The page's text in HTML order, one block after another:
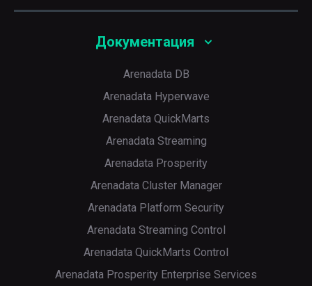
Документация
Arenadata DB
Arenadata Hyperwave
Arenadata QuickMarts
Arenadata Streaming
Arenadata Prosperity
Arenadata Cluster Manager
Arenadata Platform Security
Arenadata Streaming Control
Arenadata QuickMarts Control
Arenadata Prosperity Enterprise Services